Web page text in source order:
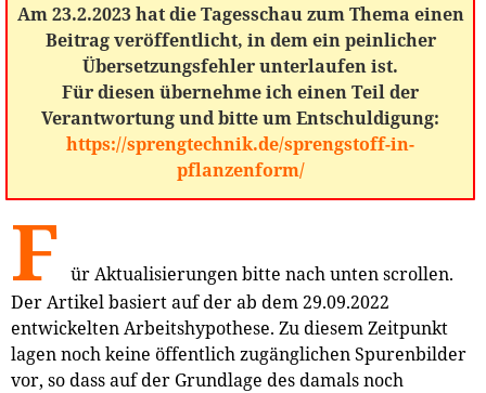
Am 23.2.2023 hat die Tagesschau zum Thema einen
Beitrag veröffentlicht, in dem ein peinlicher
Übersetzungsfehler unterlaufen ist.
Für diesen übernehme ich einen Teil der
Verantwortung und bitte um Entschuldigung:
https://sprengtechnik.de/sprengstoff-in-
pflanzenform/
F ür Aktualisierungen bitte nach unten scrollen.
Der Artikel basiert auf der ab dem 29.09.2022
entwickelten Arbeitshypothese. Zu diesem Zeitpunkt
lagen noch keine öffentlich zugänglichen Spurenbilder
vor, so dass auf der Grundlage des damals noch